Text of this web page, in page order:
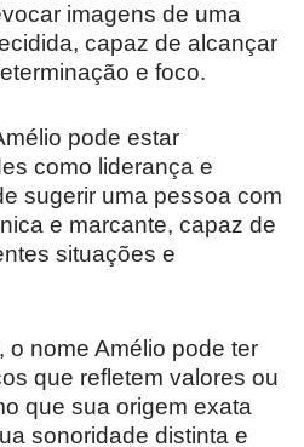
imagens de uma
capaz de alcançar
e foco.
pode estar
como liderança e
sugerir uma pessoa com
e marcante, capaz de
situações e
o nome Amélio pode ter
que refletem valores ou
que sua origem exata
sonoridade distinta e